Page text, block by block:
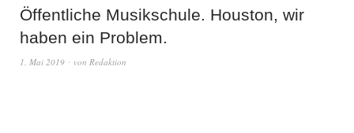
Öffentliche Musikschule. Houston, wir
haben ein Problem.
1. Mai 2019 von Redaktion